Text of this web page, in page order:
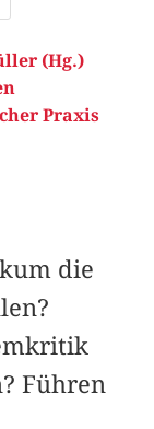
(Hg.)
Praxis
die
Führen